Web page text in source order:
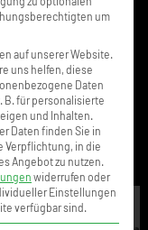
um
auf unserer Website.
uns helfen, diese
Daten
B. für personalisierte
und Inhalten.
Daten finden Sie in
Verpflichtung, in die
Angebot zu nutzen.
widerrufen oder
Einstellungen
verfügbar sind.